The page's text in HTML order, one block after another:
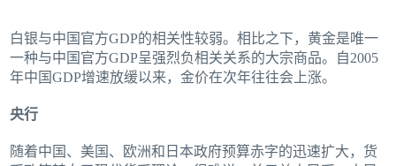
白银与中国官方GDP的相关性较弱。相比之下，黄金是唯一
一种与中国官方GDP呈强烈负相关关系的大宗商品。自2005
年中国GDP增速放缓以来，金价在次年往往会上涨。
央行
随着中国、美国、欧洲和日本政府预算赤字的迅速扩大，货